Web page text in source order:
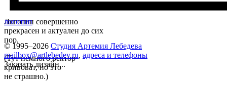
Логотип совершенно
прекрасен и актуален до сих
пор.
(Тут немного вектор
кривоват, но это
не страшно.)
логотип
© 1995–2026 Студия Артемия Лебедева
mailbox@artlebedev.ru, адреса и телефоны
Заказать дизайн...